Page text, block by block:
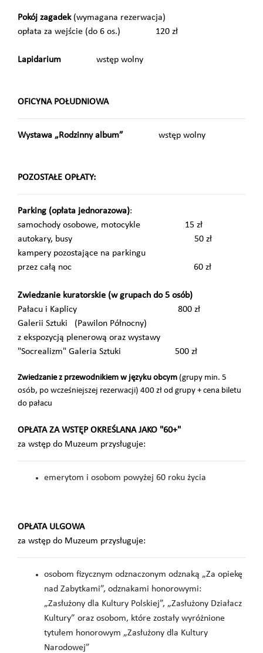
Pokój zagadek(wymagana rezerwacja)
opłata za wejście (do 6 os.) 120 zł
Lapidarium wstęp wolny
OFICYNA POŁUDNIOWA
Wystawa „Rodzinny album” wstęp wolny
POZOSTAŁE OPŁATY:
Parking (opłata jednorazowa):
samochody osobowe, motocykle 15 zł
autokary, busy 50 zł
kampery pozostające na parkingu
przez całą noc 60 zł
Zwiedzanie kuratorskie (w grupach do 5 osób)
Pałacu i Kaplicy 800 zł
Galerii Sztuki (Pawilon Północny)
z ekspozycją plenerową oraz wystawy
"Socrealizm" Galeria Sztuki 500 zł
Zwiedzanie z przewodnikiem w języku obcym (grupy min. 5
osób, po wcześniejszej rezerwacji) 400 zł od grupy + cena biletu
do pałacu
OPŁATA ZA WSTĘP OKREŚLANA JAKO "60+"
za wstęp do Muzeum przysługuje:
emerytom i osobom powyżej 60 roku życia
OPŁATA ULGOWA
za wstęp do Muzeum przysługuje:
osobom fizycznym odznaczonym odznaką „Za opiekę
nad Zabytkami”, odznakami honorowymi:
„Zasłużony dla Kultury Polskiej”, „Zasłużony Działacz
Kultury” oraz osobom, które zostały wyróżnione
tytułem honorowym „Zasłużony dla Kultury
Narodowej”